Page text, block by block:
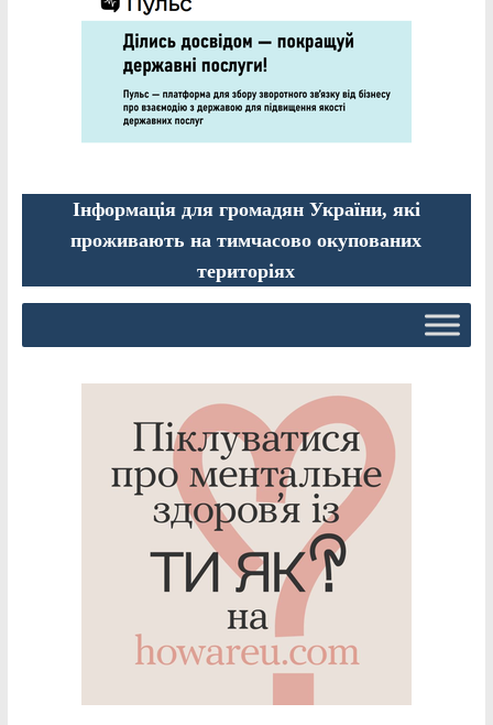
Інформація для громадян України, які
проживають на тимчасово окупованих
територіях